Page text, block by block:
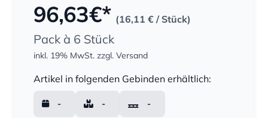
96,63€* (16,11 € / Stück)
Pack à 6 Stück
inkl. 19% MwSt. zzgl. Versand
Artikel in folgenden Gebinden erhältlich:
- - -